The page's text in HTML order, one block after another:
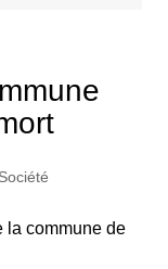
Société